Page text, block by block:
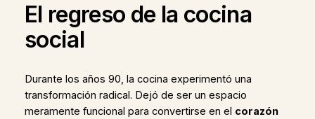
El regreso de la cocina
social
Durante los años 90, la cocina experimentó una
transformación radical. Dejó de ser un espacio
meramente funcional para convertirse en el corazón